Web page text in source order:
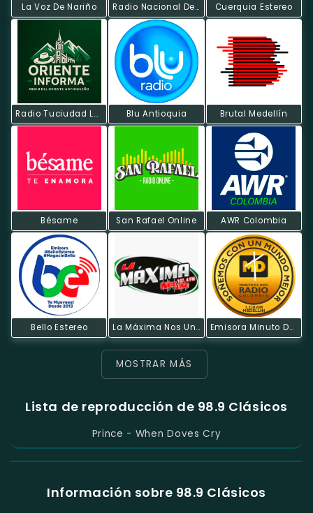
La Voz De Nariño Radio Nacional De Colombia Cuerquia Estereo
Radio Tuciudad LA URBANA Blu Antioquia Brutal Medellín
Bésame San Rafael Online AWR Colombia
Bello Estereo La Máxima Nos Une Emisora Minuto De Dios
MOSTRAR MÁS
Lista de reproducción de 98.9 Clásicos
Prince - When Doves Cry
Información sobre 98.9 Clásicos